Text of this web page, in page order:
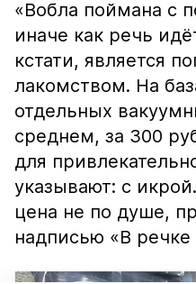
«Вобла поймана с
иначе как речь
кстати, является
лакомством. На
отдельных
среднем, за 300
для
указывают: с
цена не по душе,
надписью «В